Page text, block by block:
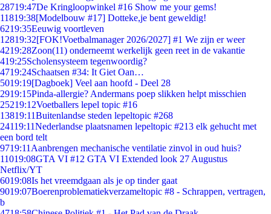
28719:47De Kringloopwinkel #16 Show me your gems!
11819:38[Modelbouw #17] Dotteke,je bent geweldig!
6219:35Eeuwig voortleven
12819:32[FOK!Voetbalmanager 2026/2027] #1 We zijn er weer
4219:28Zoon(11) onderneemt werkelijk geen reet in de vakantie
419:25Scholensysteem tegenwoordig?
4719:24Schaatsen #34: It Giet Oan…
5019:19[Dagboek] Veel aan hoofd - Deel 28
2919:15Pinda-allergie? Andermans poep slikken helpt misschien
25219:12Voetballers lepel topic #16
13819:11Buitenlandse steden lepeltopic #268
24119:11Nederlandse plaatsnamen lepeltopic #213 elk gehucht met
een bord telt
9719:11 Aanbrengen mechanische ventilatie zinvol in oud huis?
11019:08GTA VI #12 GTA VI Extended look 27 Augustus
Netflix/YT
6019:08Is het vreemdgaan als je op tinder gaat
9019:07Boerenproblematiekverzameltopic #8 - Schrappen, vertragen,
b